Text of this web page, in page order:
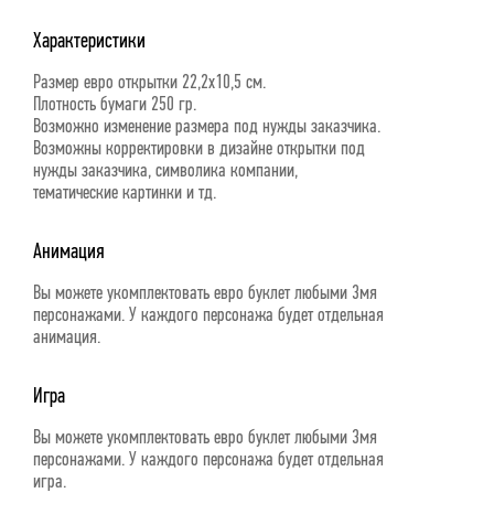
Характеристики
Размер евро открытки 22,2х10,5 см.
Плотность бумаги 250 гр.
Возможно изменение размера под нужды заказчика.
Возможны корректировки в дизайне открытки под
нужды заказчика, символика компании,
тематические картинки и тд.
Анимация
Вы можете укомплектовать евро буклет любыми 3мя
персонажами. У каждого персонажа будет отдельная
анимация.
Игра
Вы можете укомплектовать евро буклет любыми 3мя
персонажами. У каждого персонажа будет отдельная
игра.